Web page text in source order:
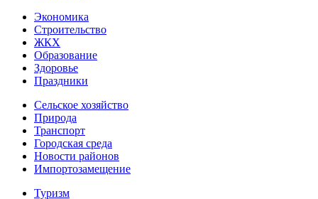
Экономика
Строительство
ЖКХ
Образование
Здоровье
Праздники
Сельское хозяйство
Природа
Транспорт
Городская среда
Новости районов
Импортозамещение
Туризм